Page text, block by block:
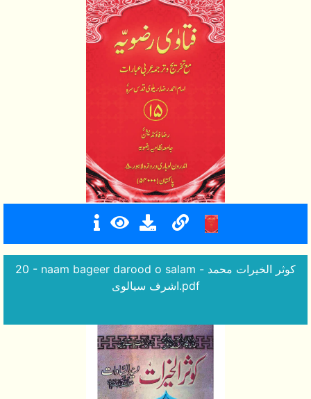
20 - naam bageer darood o salam - کوثر الخیرات محمد
اشرف سیالوی.pdf